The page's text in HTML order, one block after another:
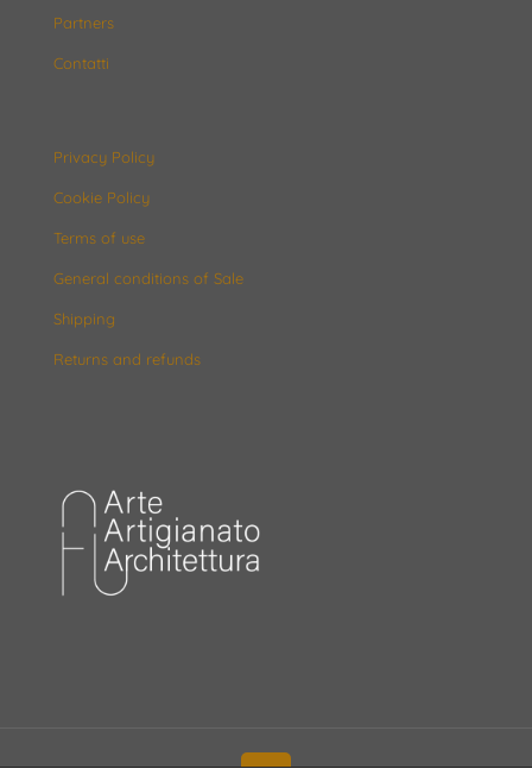
Partners
Contatti
Privacy Policy
Cookie Policy
Terms of use
General conditions of Sale
Shipping
Returns and refunds